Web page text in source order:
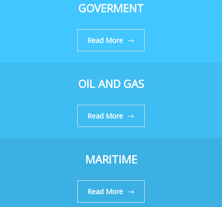
GOVERMENT
Read More
OIL AND GAS
Read More
MARITIME
Read More